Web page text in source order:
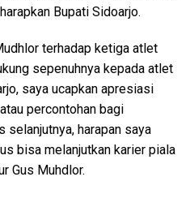
Bupati Sidoarjo.
terhadap ketiga atlet
sepenuhnya kepada atlet
saya ucapkan apresiasi
percontohan bagi
harapan saya
bisa melanjutkan karier piala
Gus Muhdlor.